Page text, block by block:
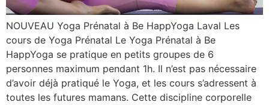
NOUVEAU Yoga Prénatal à Be HappYoga Laval Les
cours de Yoga Prénatal Le Yoga Prénatal à Be
HappYoga se pratique en petits groupes de 6
personnes maximum pendant 1h. Il n’est pas nécessaire
d’avoir déjà pratiqué le Yoga, et les cours s’adressent à
toutes les futures mamans. Cette discipline corporelle